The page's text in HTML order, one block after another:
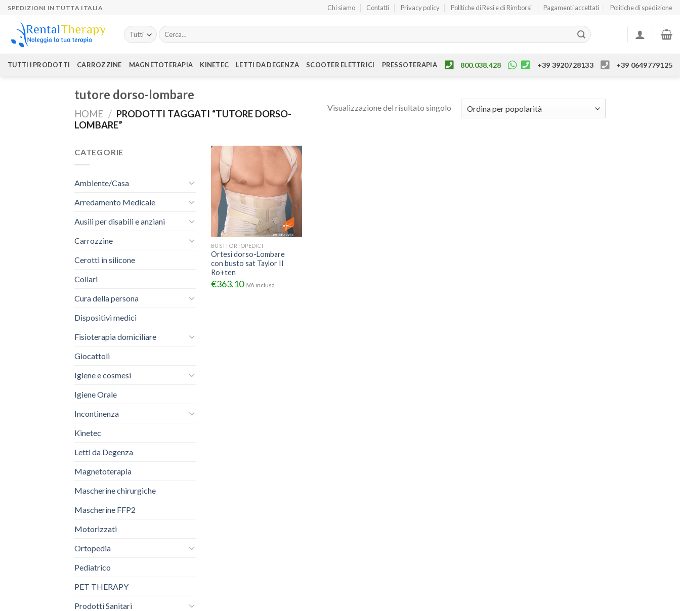
Skip
content
SPEDIZIONI IN TUTTA ITALIA Chi siamo Contatti Privacy policy Politiche di Resi e di Rimborsi Pagamenti accettati Politiche di spedizione
Cerca:
TUTTI I PRODOTTI CARROZZINE MAGNETOTERAPIA KINETEC LETTI DA DEGENZA SCOOTER ELETTRICI PRESSOTERAPIA 800.038.428 +39 3920728133 +39 0649779125
tutore dorso-lombare
HOME / PRODOTTI TAGGATI “TUTORE DORSO-
LOMBARE”
Visualizzazione del risultato singolo
CATEGORIE
Ambiente/Casa
Arredamento Medicale
Ausili per disabili e anziani
Carrozzine
Cerotti in silicone
Collari
Cura della persona
Dispositivi medici
Fisioterapia domiciliare
Giocattoli
Igiene e cosmesi
Igiene Orale
Incontinenza
Kinetec
Letti da Degenza
Magnetoterapia
Mascherine chirurgiche
Mascherine FFP2
Motorizzati
Ortopedia
Pediatrico
PET THERAPY
Prodotti Sanitari
BUSTI ORTOPEDICI
Ortesi dorso-Lombare
con busto sat Taylor II
Ro+ten
€363.10 IVA inclusa